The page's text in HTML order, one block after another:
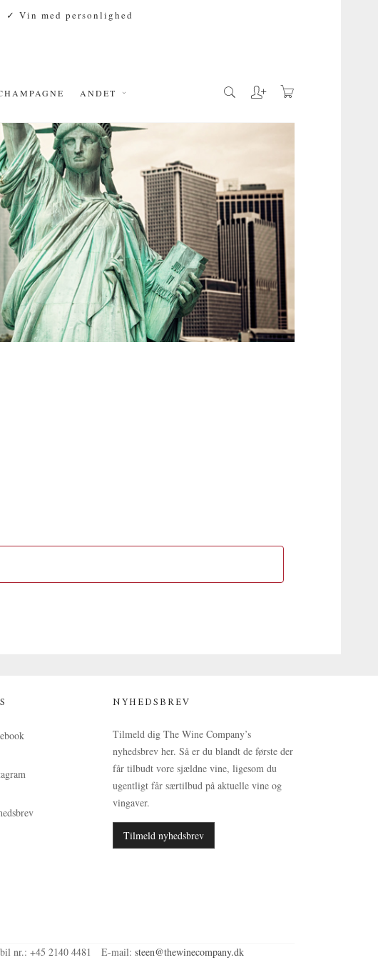
✓ Vin med personlighed
ANDET
NYHEDSBREV
Tilmeld dig The Wine Company’s
nyhedsbrev her. Så er du blandt de første der
får tilbudt vore sjældne vine, ligesom du
ugentligt får særtilbud på aktuelle vine og
vingaver.
Tilmeld nyhedsbrev
nr.: +45 2140 4481 E-mail: steen@thewinecompany.dk